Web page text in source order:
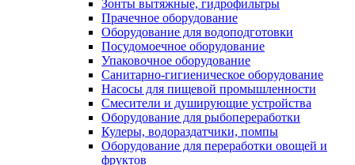
Зонты вытяжные, гидрофильтры
Прачечное оборудование
Оборудование для водоподготовки
Посудомоечное оборудование
Упаковочное оборудование
Санитарно-гигиеническое оборудование
Насосы для пищевой промышленности
Смесители и душирующие устройства
Оборудование для рыбопереработки
Кулеры, водораздатчики, помпы
Оборудование для переработки овощей и
фруктов